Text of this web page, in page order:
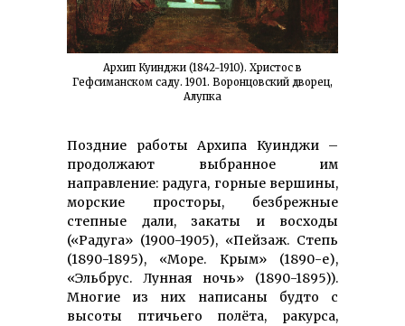
Архип Куинджи (1842-1910). Христос в
Гефсиманском саду. 1901. Воронцовский дворец,
Алупка
Поздние работы Архипа Куинджи –
продолжают выбранное им
направление: радуга, горные вершины,
морские просторы, безбрежные
степные дали, закаты и восходы
(«Радуга» (1900-1905), «Пейзаж. Степь
(1890-1895), «Море. Крым» (1890-е),
«Эльбрус. Лунная ночь» (1890-1895)).
Многие из них написаны будто с
высоты птичьего полёта, ракурса,